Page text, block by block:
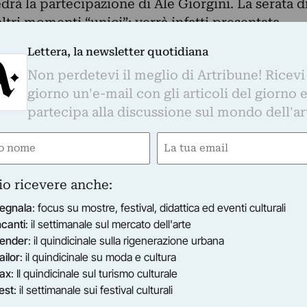
la partecipazione di Ale Giorgini. La serata
momenti “unici”: verrà infatti presentata
che il disegnatore ha voluto dedicare alla città
per la prima volta in vita mia” –
talmente affascinato da volerla ritrarre in un
qui la mia mostra inedita”.
d’amore dell’illustratore a Ravenna, in un
anche grazie alla collaborazione con Luca
della mostra saranno infatti esposti
di Ale Giorgini realizzati dal noto artista
verrà inoltre svelata la nuova tavola da
con Bonobolabo e verranno
serigrafica le t-shirts dell’evento e uno
grazie alla performance live di Serimal.
a sabato 14 giugno, congedandosi con un
la chiusura dell’esposizione al
Lettera, la newsletter quotidiana
Non perdetevi il meglio di Artribune! Ricevi
giorno un'e-mail con gli articoli del giorno e
partecipa alla discussione sul mondo
Email
ricevere anche:
: focus su mostre, festival, didattica ed eventi culturali
: il settimanale sul mercato dell'arte
: il quindicinale sulla rigenerazione urbana
: il quindicinale su moda e cultura
: Il quindicinale sul turismo culturale
: il settimanale sui festival culturali